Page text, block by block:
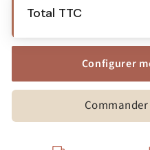
Total TTC
Configurer